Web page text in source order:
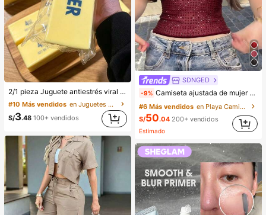
2/1 pieza Juguete antiestrés viral de mantequilla suave y lindo de gran tamaño, juguete de alivio del estrés, estimulación sensorial, pelota antiestrés, adecuado como regalo de Pascua, cumpleaños, graduación, favor de fiesta, suministros para despedida de soltera, estilo dumpling de rebote lento, estético, regalo de Navidad
#10 Más vendidos
en Juguetes para apretar para adolescentes
S/3.48 100+ vendidos
SDNGED
-9% Camiseta ajustada de mujer de unicolor, con malla de cristales, transparente y sexy, para uso casual en verano
#6 Más vendidos
en Playa Camisetas sin mangas y camisetas sin mang
S/50.04 200+ vendidos
Estimado